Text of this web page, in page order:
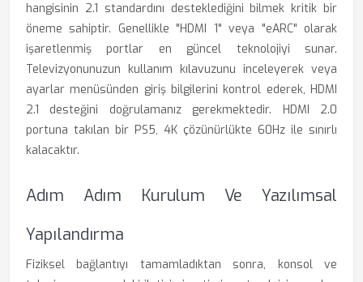
hangisinin 2.1 standardını desteklediğini bilmek kritik bir
öneme sahiptir. Genellikle "HDMI 1" veya "eARC" olarak
işaretlenmiş portlar en güncel teknolojiyi sunar.
Televizyonunuzun kullanım kılavuzunu inceleyerek veya
ayarlar menüsünden giriş bilgilerini kontrol ederek, HDMI
2.1 desteğini doğrulamanız gerekmektedir. HDMI 2.0
portuna takılan bir PS5, 4K çözünürlükte 60Hz ile sınırlı
kalacaktır.
Adım Adım Kurulum Ve Yazılımsal
Yapılandırma
Fiziksel bağlantıyı tamamladıktan sonra, konsol ve